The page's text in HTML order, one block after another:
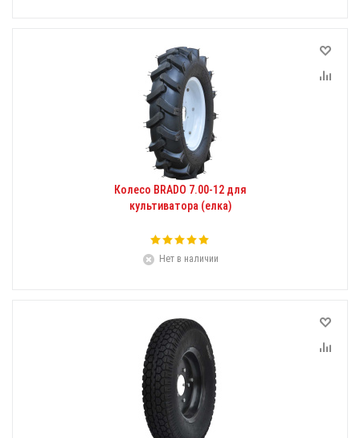
Колесо BRADO 7.00-12 для
культиватора (елка)
Нет в наличии